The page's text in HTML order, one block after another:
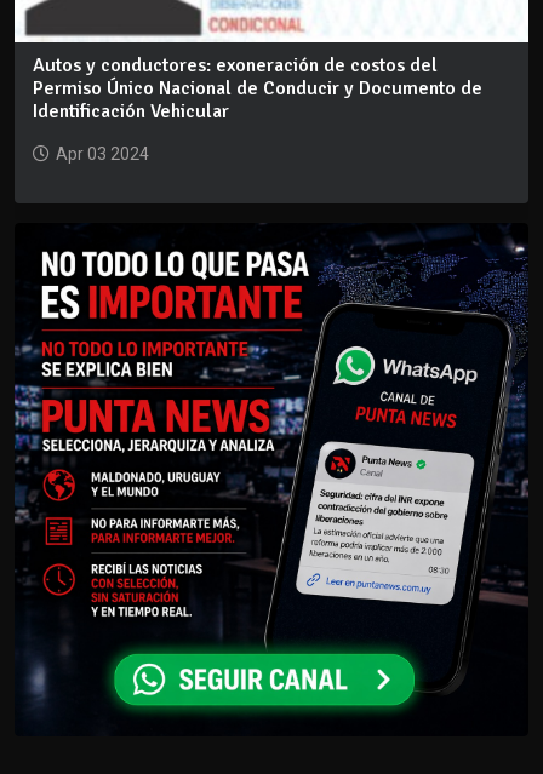
Autos y conductores: exoneración de costos del
Permiso Único Nacional de Conducir y Documento de
Identificación Vehicular
Apr 03 2024